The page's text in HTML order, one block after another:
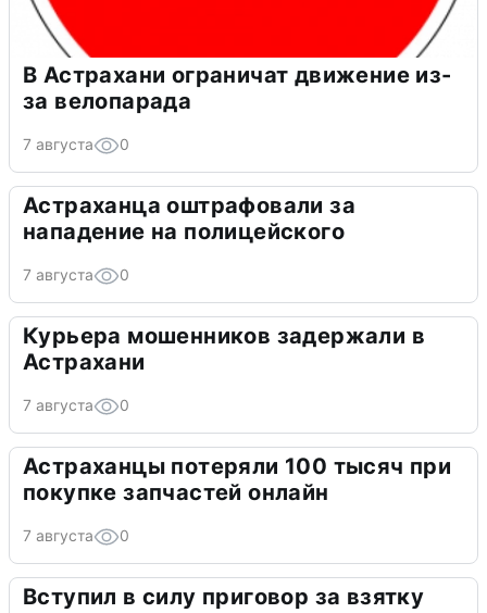
В Астрахани ограничат движение из-
за велопарада
7 августа 0
Астраханца оштрафовали за
нападение на полицейского
7 августа 0
Курьера мошенников задержали в
Астрахани
7 августа 0
Астраханцы потеряли 100 тысяч при
покупке запчастей онлайн
7 августа 0
Вступил в силу приговор за взятку